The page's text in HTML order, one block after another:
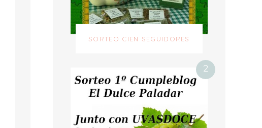
SORTEO CIEN SEGUIDORES